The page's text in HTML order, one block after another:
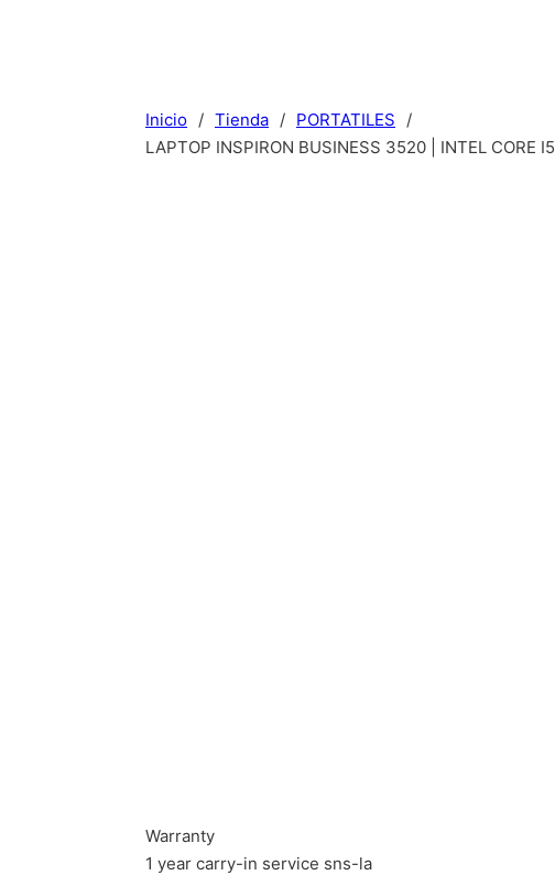
Inicio / Tienda / PORTATILES
/
LAPTOP INSPIRON BUSINESS 3520 | INTEL CORE
Warranty
1 year carry-in service sns-la